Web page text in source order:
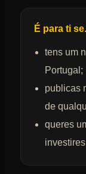
É para ti
tens um
Portugal;
publicas
de
queres